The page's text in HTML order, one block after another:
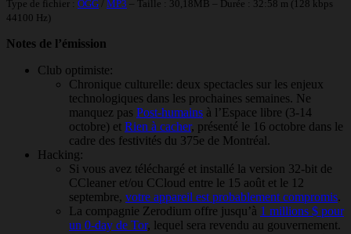
Type de fichier : OGG MP3 – Taille : 30,18MB – Durée : 32:58 m (128 kbps
44100 Hz)
Notes de l’émission
Club optimiste:
Chronique culturelle: deux spectacles sur les enjeux
technologiques dans les prochaines semaines. Ne
manquez pas Post-humains à l’Espace libre (3-14
octobre) et Rien à cacher, présenté le 16 octobre dans le
cadre des festivités du 375e de Montréal.
Hacking:
Si vous avez téléchargé et installé la version 32-bit de
CCleaner et/ou CCloud entre le 15 août et le 12
septembre, votre appareil est probablement compromis.
La compagnie Zerodium offre jusqu’à 1 millions $ pour
un 0-day de Tor, lequel sera revendu au gouvernement.